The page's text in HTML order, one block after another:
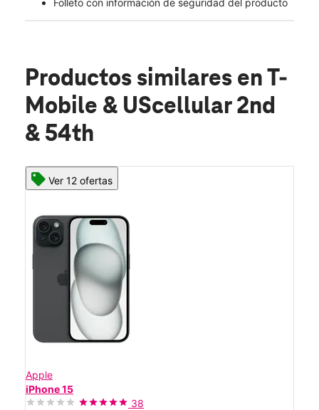
Productos similares en T-
Mobile & UScellular 2nd
& 54th
Ver 12 ofertas
Apple
iPhone 15
38